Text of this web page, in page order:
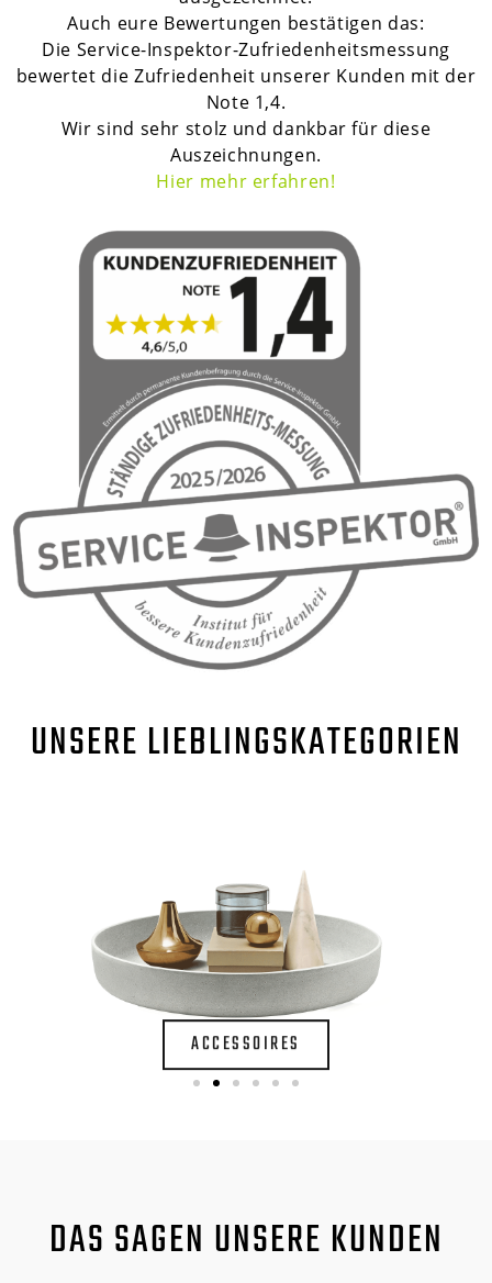
Auch eure Bewertungen bestätigen das:
Die Service-Inspektor-Zufriedenheitsmessung
bewertet die Zufriedenheit unserer Kunden mit der
Note 1,4.
Wir sind sehr stolz und dankbar für diese
Auszeichnungen.
Hier mehr erfahren!
UNSERE LIEBLINGSKATEGORIEN
ACCESSOIRES
DAS SAGEN UNSERE KUNDEN